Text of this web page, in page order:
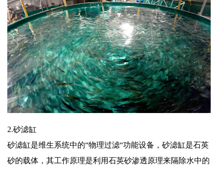
2.砂滤缸
砂滤缸是维生系统中的“物理过滤“功能设备，砂滤缸是石英
砂的载体，其工作原理是利用石英砂渗透原理来隔除水中的